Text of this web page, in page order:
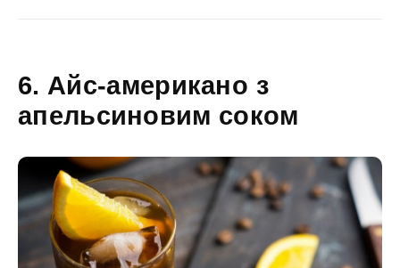
6. Айс-американо з
апельсиновим соком